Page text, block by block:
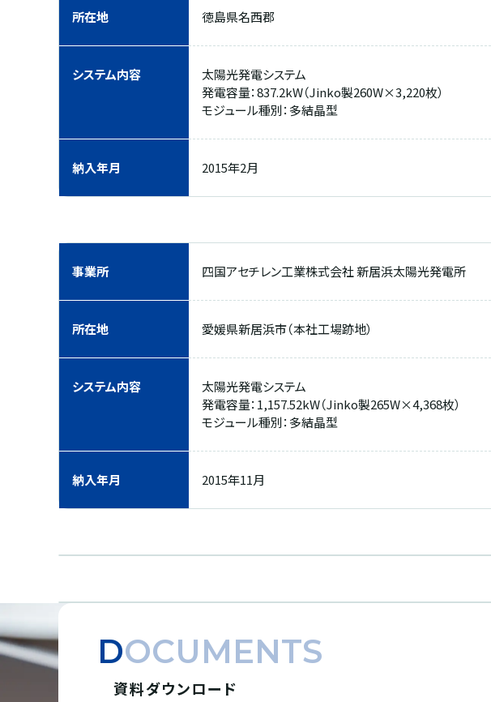
所在地 徳島県名西郡
システム内容
太陽光発電システム
発電容量：837.2kW（Jinko製260W×3,220枚）
モジュール種別：多結晶型
納入年月 2015年2月
事業所 四国アセチレン工業株式会社 新居浜太陽光発電所
所在地 愛媛県新居浜市（本社工場跡地）
システム内容
太陽光発電システム
発電容量：1,157.52kW（Jinko製265W×4,368枚）
モジュール種別：多結晶型
納入年月 2015年11月
DOCUMENTS
資料ダウンロード